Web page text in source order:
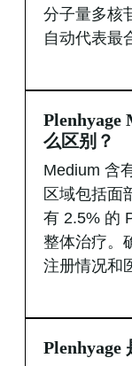
分子量多核
自动代表最
Plenhyage
么区别？
Medium 含
区域包括面
有 2.5% 的
整体治疗。
注册情况和
Plenhyage